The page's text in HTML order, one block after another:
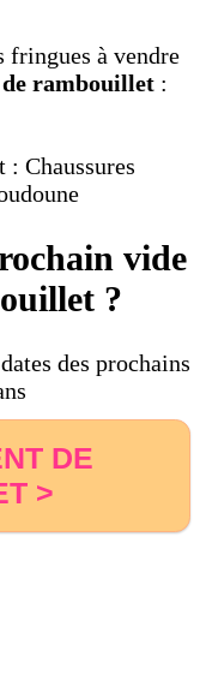
fringues à vendre
rambouillet:
Chaussures
vide
?
des prochains
DE